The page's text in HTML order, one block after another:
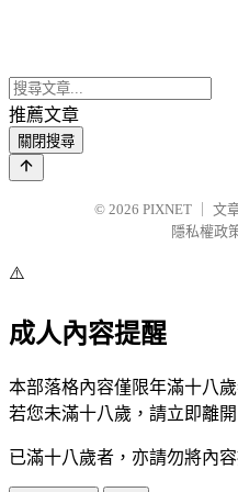
推薦文章
關閉搜尋
© 2026 PIXNET
文
隱私權政
⚠️
成人內容提醒
本部落格內容僅限年滿十八歲
若您未滿十八歲，請立即離開
已滿十八歲者，亦請勿將內